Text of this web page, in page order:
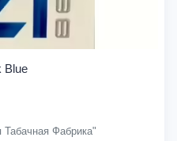
Blue
Фабрика"